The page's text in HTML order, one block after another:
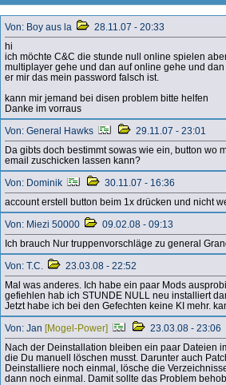
Von: Boy aus la
28.11.07 - 20:33
hi
ich möchte C&C die stunde null online spielen
multiplayer gehe und dan auf online gehe und
er mir das mein password falsch ist.
kann mir jemand bei disen problem bitte helfen
Danke im vorraus
Von: General Hawks
29.11.07 - 23:01
Da gibts doch bestimmt sowas wie ein, button wo
email zuschicken lassen kann?
Von: Dominik
30.11.07 - 16:36
account erstell button beim 1x drücken und nicht
Von: Miezi 50000
09.02.08 - 09:13
Ich brauch Nur truppenvorschläge zu general
Von: T.C.
23.03.08 - 22:52
Mal was anderes. Ich habe ein paar Mods
gefiehlen hab ich STUNDE NULL neu installiert
Jetzt habe ich bei den Gefechten keine KI mehr.
Von: Jan [Mogel-Power]
23.03.08 - 23:06
Nach der Deinstallation bleiben ein paar Dateien
die Du manuell löschen musst. Darunter auch
Deinstalliere noch einmal, lösche die
dann noch einmal. Damit sollte das Problem